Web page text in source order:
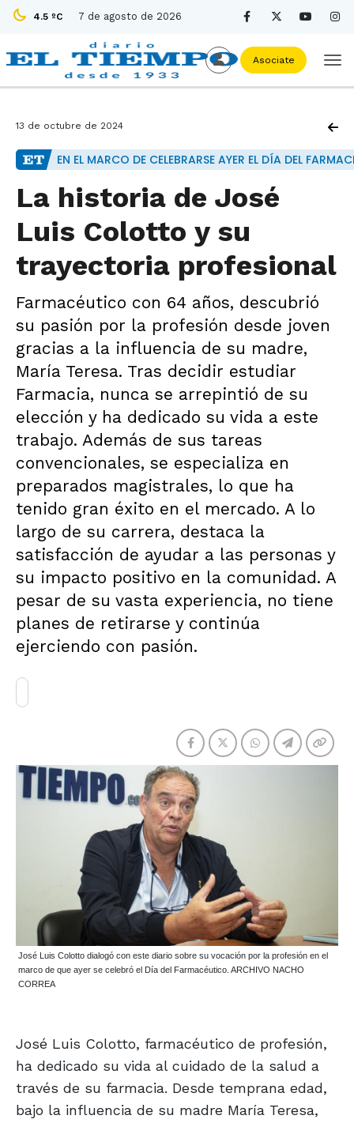
4.5 ºC 7 de agosto de 2026
Asociate
13 de octubre de 2024
EN EL MARCO DE CELEBRARSE AYER EL DÍA DEL
La historia de José
Luis Colotto y su
trayectoria profesional
Farmacéutico con 64 años, descubrió
su pasión por la profesión desde joven
gracias a la influencia de su madre,
María Teresa. Tras decidir estudiar
Farmacia, nunca se arrepintió de su
elección y ha dedicado su vida a este
trabajo. Además de sus tareas
convencionales, se especializa en
preparados magistrales, lo que ha
tenido gran éxito en el mercado. A lo
largo de su carrera, destaca la
satisfacción de ayudar a las personas y
su impacto positivo en la comunidad. A
pesar de su vasta experiencia, no tiene
planes de retirarse y continúa
ejerciendo con pasión.
José Luis Colotto dialogó con este diario sobre su vocación por la profesión en el
marco de que ayer se celebró el Día del Farmacéutico. ARCHIVO NACHO
CORREA
José Luis Colotto, farmacéutico de profesión,
ha dedicado su vida al cuidado de la salud a
través de su farmacia. Desde temprana edad,
bajo la influencia de su madre María Teresa,